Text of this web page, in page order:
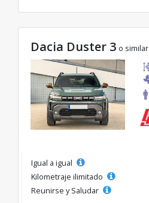
Dacia Duster 3 o similar
Igual a igual
Kilometraje ilimitado
Reunirse y Saludar